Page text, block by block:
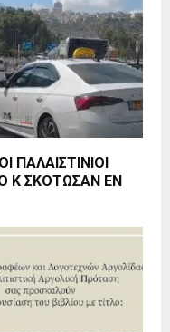
ΠΑΛΑΙΣΤΙΝΙΟΙ
Κ ΣΚΟΤΩΣΑΝ ΕΝ